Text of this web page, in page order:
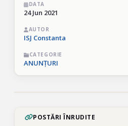
DATA
24 Jun 2021
AUTOR
ISJ Constanta
CATEGORIE
ANUNȚURI
POSTĂRI ÎNRUDITE